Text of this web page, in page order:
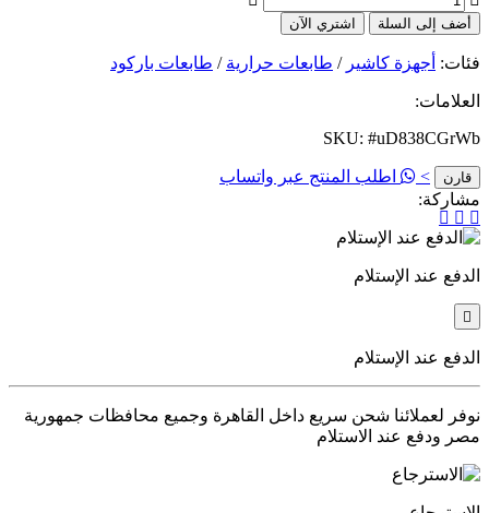
أضف إلى السلة اشتري الآن
فئات: أجهزة كاشير / طابعات حرارية / طابعات باركود
العلامات:
SKU: #uD838CGrWb
قارن >
اطلب المنتج عبر واتساب
مشاركة:
الدفع عند الإستلام
الدفع عند الإستلام
نوفر لعملائنا شحن سريع داخل القاهرة وجميع محافظات جمهورية
مصر ودفع عند الاستلام